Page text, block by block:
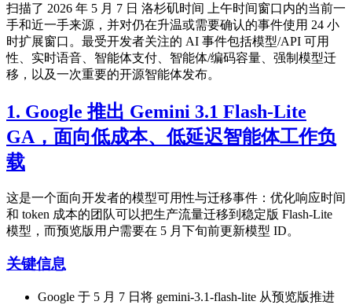
扫描了 2026 年 5 月 7 日 洛杉矶时间 上午时间窗口内的当前一
手和近一手来源，并对仍在升温或需要确认的事件使用 24 小
时扩展窗口。最受开发者关注的 AI 事件包括模型/API 可用
性、实时语音、智能体支付、智能体/编码容量、强制模型迁
移，以及一次重要的开源智能体发布。
1. Google 推出 Gemini 3.1 Flash-Lite
GA，面向低成本、低延迟智能体工作负
载
这是一个面向开发者的模型可用性与迁移事件：优化响应时间
和 token 成本的团队可以把生产流量迁移到稳定版 Flash-Lite
模型，而预览版用户需要在 5 月下旬前更新模型 ID。
关键信息
Google 于 5 月 7 日将 gemini-3.1-flash-lite 从预览版推进